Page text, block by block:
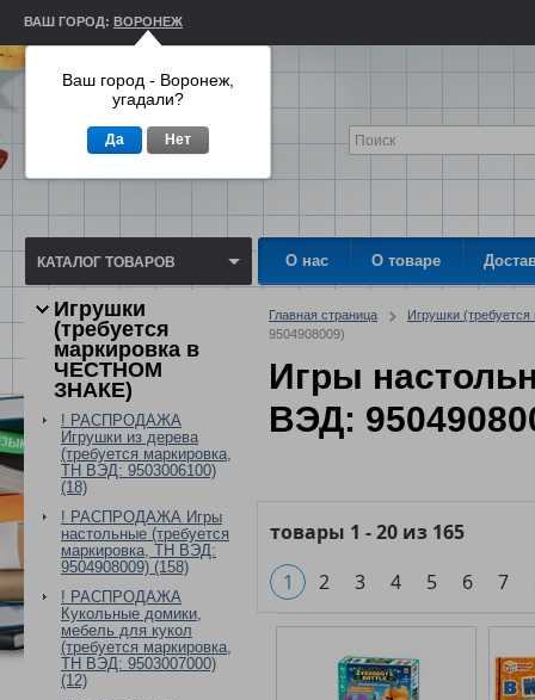
ВАШ ГОРОД: ВОРОНЕЖ
КАТАЛОГ ТОВАРОВ О нас О товаре
Игрушки
(требуется
маркировка в
ЧЕСТНОМ
ЗНАКЕ)
! РАСПРОДАЖА
Игрушки из дерева
(требуется маркировка,
ТН ВЭД: 9503006100)
(18)
! РАСПРОДАЖА Игры
настольные (требуется
маркировка, ТН ВЭД:
9504908009) (158)
! РАСПРОДАЖА
Кукольные домики,
мебель для кукол
(требуется маркировка,
ТН ВЭД: 9503007000)
(12)
Главная страница
Игрушки
9504908009)
Игры
ВЭД:
товары 1 -20 из 165
1
2 3 4 5 6 7
Ваш город - Воронеж,
угадали?
Да Нет